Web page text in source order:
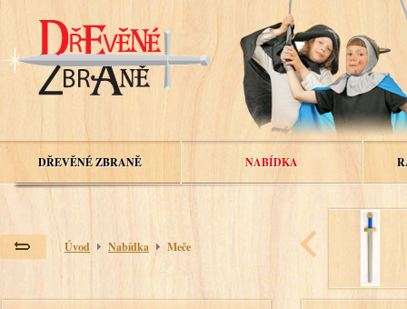
DŘEVĚNÉ ZBRANĚ NABÍDKA
Úvod Nabídka Meče